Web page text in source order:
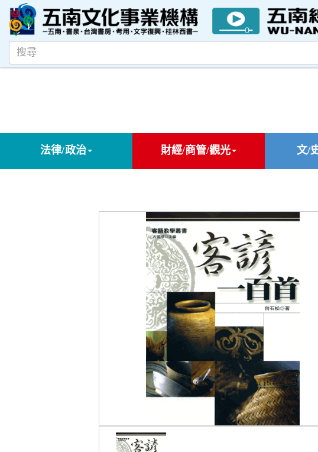
法律/政治 財經/商管/觀光 文/